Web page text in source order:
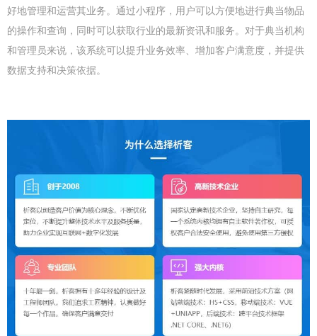
好地管理和运营其业务。通过小程序，用户可以方便地进行典当物品
的操作和查询，同时可以获取行业的最新资讯和服务。对于典当机构
和管理员来说，该系统可以提升业务效率、增加客户满意度，并提供
数据支持和决策依据。